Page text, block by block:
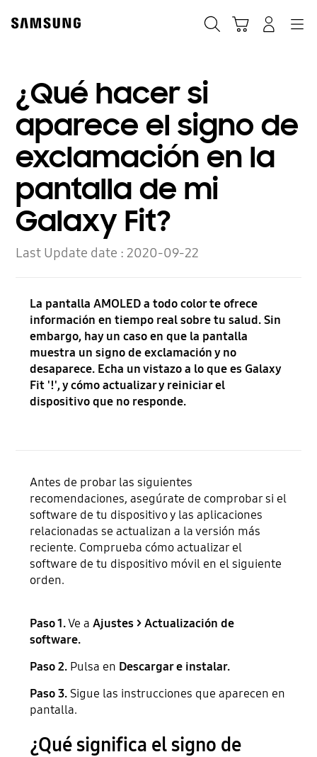
content
¿Qué hacer si
aparece el signo de
exclamación en la
pantalla de mi
Galaxy Fit?
Last Update date :2020-09-22
La pantalla AMOLED a todo color te ofrece
información en tiempo real sobre tu salud. Sin
embargo, hay un caso en que la pantalla
muestra un signo de exclamación y no
desaparece. Echa un vistazo a lo que es Galaxy
Fit '!', y cómo actualizar y reiniciar el
dispositivo que no responde.
Antes de probar las siguientes
recomendaciones, asegúrate de comprobar si el
software de tu dispositivo y las aplicaciones
relacionadas se actualizan a la versión más
reciente. Comprueba cómo actualizar el
software de tu dispositivo móvil en el siguiente
orden.
Paso 1.Ve aAjustes > Actualización de
software.
Paso 2. Pulsa en Descargar e instalar.
Paso 3. Sigue las instrucciones que aparecen en
pantalla.
¿Qué significa el signo de